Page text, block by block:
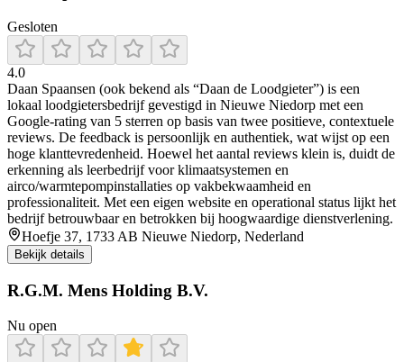
Gesloten
4.0
Daan Spaansen (ook bekend als “Daan de Loodgieter”) is een
lokaal loodgietersbedrijf gevestigd in Nieuwe Niedorp met een
Google-rating van 5 sterren op basis van twee positieve, contextuele
reviews. De feedback is persoonlijk en authentiek, wat wijst op een
hoge klanttevredenheid. Hoewel het aantal reviews klein is, duidt de
erkenning als leerbedrijf voor klimaatsystemen en
airco/warmtepompinstallaties op vakbekwaamheid en
professionaliteit. Met een eigen website en operational status lijkt het
bedrijf betrouwbaar en betrokken bij hoogwaardige dienstverlening.
Hoefje 37, 1733 AB Nieuwe Niedorp, Nederland
Bekijk details
R.G.M. Mens Holding B.V.
Nu open